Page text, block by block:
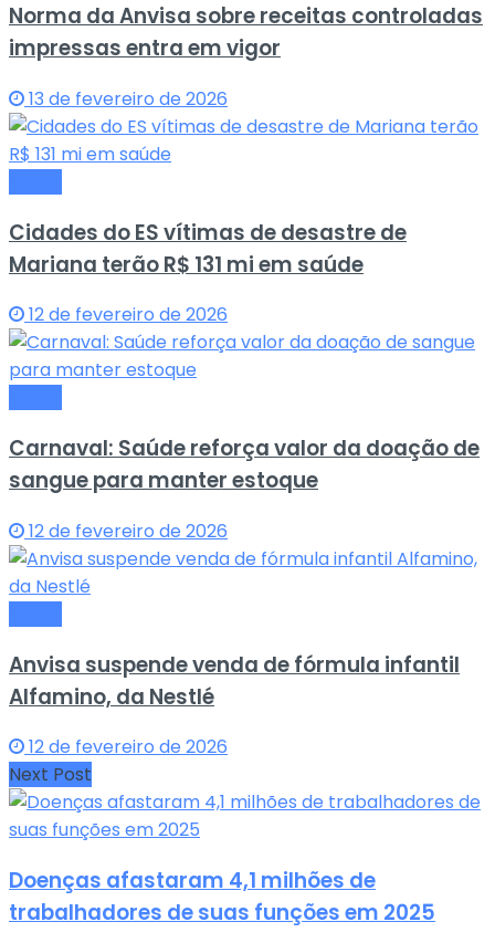
Norma da Anvisa sobre receitas controladas
impressas entra em vigor
13 de fevereiro de 2026
Cidades do ES vítimas de desastre de
Mariana terão R$ 131 mi em saúde
12 de fevereiro de 2026
Carnaval: Saúde reforça valor da doação de
sangue para manter estoque
12 de fevereiro de 2026
Anvisa suspende venda de fórmula infantil
Alfamino, da Nestlé
12 de fevereiro de 2026
Next Post
Doenças afastaram 4,1 milhões de
trabalhadores de suas funções em 2025